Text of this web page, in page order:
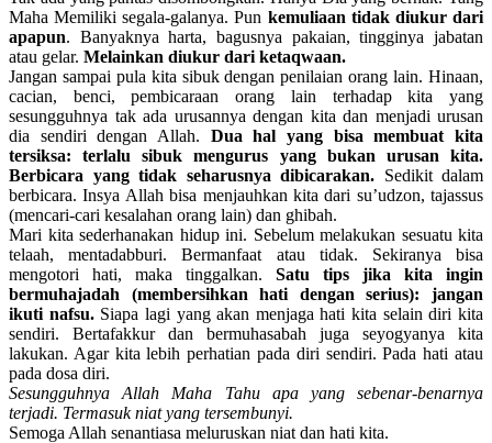
Maha Memiliki segala-galanya. Pun kemuliaan tidak diukur dari
apapun. Banyaknya harta, bagusnya pakaian, tingginya jabatan
atau gelar. Melainkan diukur dari ketaqwaan.
Jangan sampai pula kita sibuk dengan penilaian orang lain. Hinaan,
cacian, benci, pembicaraan orang lain terhadap kita yang
sesungguhnya tak ada urusannya dengan kita dan menjadi urusan
dia sendiri dengan Allah. Dua hal yang bisa membuat kita
tersiksa: terlalu sibuk mengurus yang bukan urusan kita.
Berbicara yang tidak seharusnya dibicarakan. Sedikit dalam
berbicara. Insya Allah bisa menjauhkan kita dari su’udzon, tajassus
(mencari-cari kesalahan orang lain) dan ghibah.
Mari kita sederhanakan hidup ini. Sebelum melakukan sesuatu kita
telaah, mentadabburi. Bermanfaat atau tidak. Sekiranya bisa
mengotori hati, maka tinggalkan. Satu tips jika kita ingin
bermuhajadah (membersihkan hati dengan serius): jangan
ikuti nafsu. Siapa lagi yang akan menjaga hati kita selain diri kita
sendiri. Bertafakkur dan bermuhasabah juga seyogyanya kita
lakukan. Agar kita lebih perhatian pada diri sendiri. Pada hati atau
pada dosa diri.
Sesungguhnya Allah Maha Tahu apa yang sebenar-benarnya
terjadi. Termasuk niat yang tersembunyi.
Semoga Allah senantiasa meluruskan niat dan hati kita.